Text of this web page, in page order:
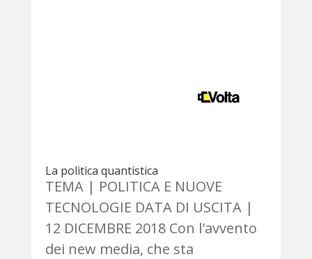
La politica quantistica
TEMA | POLITICA E NUOVE
TECNOLOGIE DATA DI USCITA |
12 DICEMBRE 2018 Con l'avvento
dei new media, che sta